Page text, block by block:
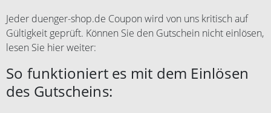
Jeder duenger-shop.de Coupon wird von uns kritisch auf
Gültigkeit geprüft. Können Sie den Gutschein nicht einlösen,
lesen Sie hier weiter:
So funktioniert es mit dem Einlösen
des Gutscheins: